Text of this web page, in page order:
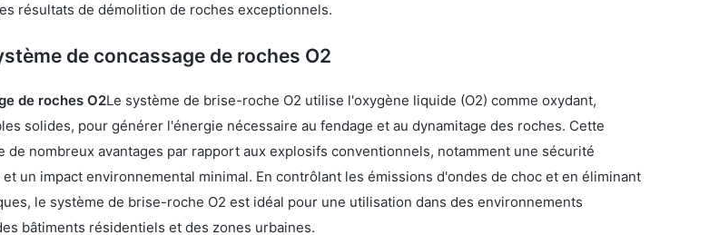
résultats de démolition de roches exceptionnels.
de concassage de roches O2
de roches O2Le système de brise-roche O2 utilise l'oxygène liquide (O2) comme oxydant,
solides, pour générer l'énergie nécessaire au fendage et au dynamitage des roches. Cette
de nombreux avantages par rapport aux explosifs conventionnels, notamment une sécurité
un impact environnemental minimal. En contrôlant les émissions d'ondes de choc et en éliminant
le système de brise-roche O2 est idéal pour une utilisation dans des environnements
bâtiments résidentiels et des zones urbaines.